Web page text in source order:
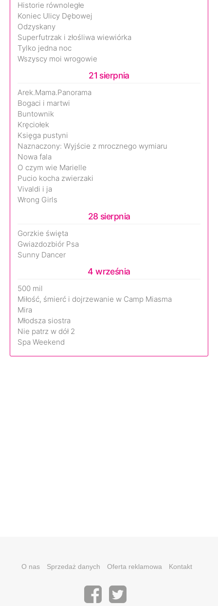
Historie równoległe
Koniec Ulicy Dębowej
Odzyskany
Superfutrzak i złośliwa wiewiórka
Tylko jedna noc
Wszyscy moi wrogowie
21 sierpnia
Arek.Mama.Panorama
Bogaci i martwi
Buntownik
Kręciołek
Księga pustyni
Naznaczony: Wyjście z mrocznego wymiaru
Nowa fala
O czym wie Marielle
Pucio kocha zwierzaki
Vivaldi i ja
Wrong Girls
28 sierpnia
Gorzkie święta
Gwiazdozbiór Psa
Sunny Dancer
4 września
500 mil
Miłość, śmierć i dojrzewanie w Camp Miasma
Mira
Młodsza siostra
Nie patrz w dół 2
Spa Weekend
O nas Sprzedaż danych Oferta reklamowa Kontakt